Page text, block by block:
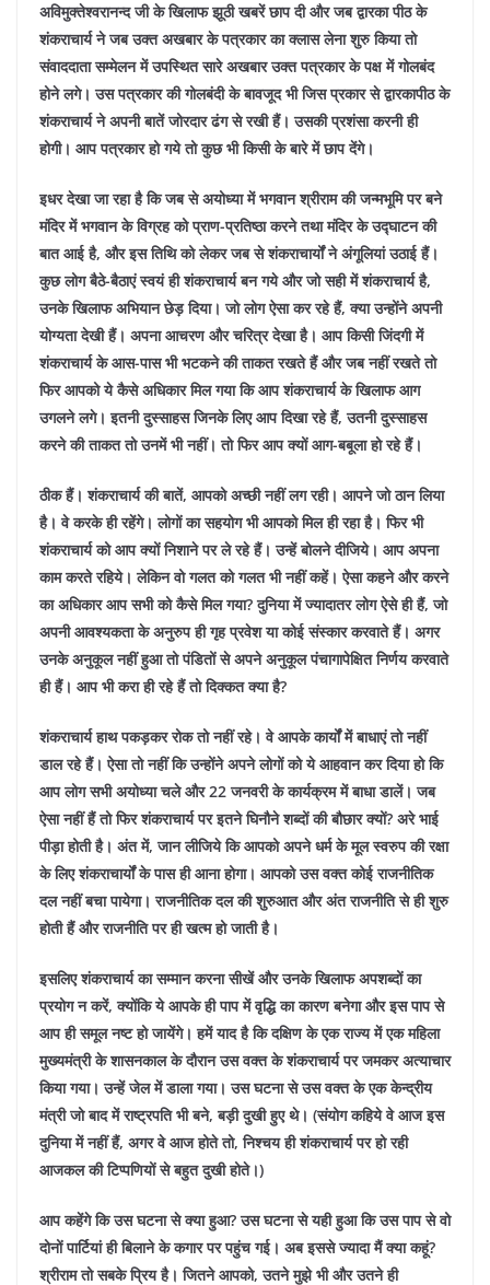
अविमुक्तेश्वरानन्द जी के खिलाफ झूठी खबरें छाप दी और जब द्वारका पीठ के
शंकराचार्य ने जब उक्त अखबार के पत्रकार का क्लास लेना शुरु किया तो
संवाददाता सम्मेलन में उपस्थित सारे अखबार उक्त पत्रकार के पक्ष में गोलबंद
होने लगे। उस पत्रकार की गोलबंदी के बावजूद भी जिस प्रकार से द्वारकापीठ के
शंकराचार्य ने अपनी बातें जोरदार ढंग से रखी हैं। उसकी प्रशंसा करनी ही
होगी। आप पत्रकार हो गये तो कुछ भी किसी के बारे में छाप देंगे।
इधर देखा जा रहा है कि जब से अयोध्या में भगवान श्रीराम की जन्मभूमि पर बने
मंदिर में भगवान के विग्रह को प्राण-प्रतिष्ठा करने तथा मंदिर के उद्घाटन की
बात आई है, और इस तिथि को लेकर जब से शंकराचार्यों ने अंगूलियां उठाई हैं।
कुछ लोग बैठे-बैठाएं स्वयं ही शंकराचार्य बन गये और जो सही में शंकराचार्य है,
उनके खिलाफ अभियान छेड़ दिया। जो लोग ऐसा कर रहे हैं, क्या उन्होंने अपनी
योग्यता देखी हैं। अपना आचरण और चरित्र देखा है। आप किसी जिंदगी में
शंकराचार्य के आस-पास भी भटकने की ताकत रखते हैं और जब नहीं रखते तो
फिर आपको ये कैसे अधिकार मिल गया कि आप शंकराचार्य के खिलाफ आग
उगलने लगे। इतनी दुस्साहस जिनके लिए आप दिखा रहे हैं, उतनी दुस्साहस
करने की ताकत तो उनमें भी नहीं। तो फिर आप क्यों आग-बबूला हो रहे हैं।
ठीक हैं। शंकराचार्य की बातें, आपको अच्छी नहीं लग रही। आपने जो ठान लिया
है। वे करके ही रहेंगे। लोगों का सहयोग भी आपको मिल ही रहा है। फिर भी
शंकराचार्य को आप क्यों निशाने पर ले रहे हैं। उन्हें बोलने दीजिये। आप अपना
काम करते रहिये। लेकिन वो गलत को गलत भी नहीं कहें। ऐसा कहने और करने
का अधिकार आप सभी को कैसे मिल गया? दुनिया में ज्यादातर लोग ऐसे ही हैं, जो
अपनी आवश्यकता के अनुरुप ही गृह प्रवेश या कोई संस्कार करवाते हैं। अगर
उनके अनुकूल नहीं हुआ तो पंडितों से अपने अनुकूल पंचागापेक्षित निर्णय करवाते
ही हैं। आप भी करा ही रहे हैं तो दिक्कत क्या है?
शंकराचार्य हाथ पकड़कर रोक तो नहीं रहे। वे आपके कार्यों में बाधाएं तो नहीं
डाल रहे हैं। ऐसा तो नहीं कि उन्होंने अपने लोगों को ये आहवान कर दिया हो कि
आप लोग सभी अयोध्या चले और 22 जनवरी के कार्यक्रम में बाधा डालें। जब
ऐसा नहीं हैं तो फिर शंकराचार्य पर इतने घिनौने शब्दों की बौछार क्यों? अरे भाई
पीड़ा होती है। अंत में, जान लीजिये कि आपको अपने धर्म के मूल स्वरुप की रक्षा
के लिए शंकराचार्यों के पास ही आना होगा। आपको उस वक्त कोई राजनीतिक
दल नहीं बचा पायेगा। राजनीतिक दल की शुरुआत और अंत राजनीति से ही शुरु
होती हैं और राजनीति पर ही खत्म हो जाती है।
इसलिए शंकराचार्य का सम्मान करना सीखें और उनके खिलाफ अपशब्दों का
प्रयोग न करें, क्योंकि ये आपके ही पाप में वृद्धि का कारण बनेगा और इस पाप से
आप ही समूल नष्ट हो जायेंगे। हमें याद है कि दक्षिण के एक राज्य में एक महिला
मुख्यमंत्री के शासनकाल के दौरान उस वक्त के शंकराचार्य पर जमकर अत्याचार
किया गया। उन्हें जेल में डाला गया। उस घटना से उस वक्त के एक केन्द्रीय
मंत्री जो बाद में राष्ट्रपति भी बने, बड़ी दुखी हुए थे। (संयोग कहिये वे आज इस
दुनिया में नहीं हैं, अगर वे आज होते तो, निश्चय ही शंकराचार्य पर हो रही
आजकल की टिप्पणियों से बहुत दुखी होते।)
आप कहेंगे कि उस घटना से क्या हुआ? उस घटना से यही हुआ कि उस पाप से वो
दोनों पार्टियां ही बिलाने के कगार पर पहुंच गई। अब इससे ज्यादा मैं क्या कहूं?
श्रीराम तो सबके प्रिय है। जितने आपको, उतने मुझे भी और उतने ही